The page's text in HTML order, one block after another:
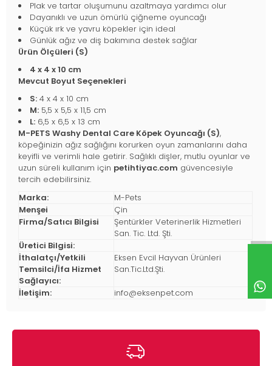
Plak ve tartar oluşumunu azaltmaya yardımcı olur
Dayanıklı ve uzun ömürlü çiğneme oyuncağı
Küçük ırk ve yavru köpekler için ideal
Günlük ağız ve diş bakımına destek sağlar
Ürün Ölçüleri (S)
4 x 4 x 10 cm
Mevcut Boyut Seçenekleri
S: 4 x 4 x 10 cm
M: 5,5 x 5,5 x 11,5 cm
L: 6,5 x 6,5 x 13 cm
M-PETS Washy Dental Care Köpek Oyuncağı (S),
köpeğinizin ağız sağlığını korurken oyun zamanlarını daha
keyifli ve verimli hale getirir. Sağlıklı dişler, mutlu oyunlar ve
uzun süreli kullanım için petihtiyac.com güvencesiyle
tercih edebilirsiniz.
Marka:
M-Pets
Menşei
Çin
Firma/Satıcı Bilgisi
Şentürkler Veterinerlik Hizmetleri
San. Tic. Ltd. Şti.
Üretici Bilgisi:
İthalatçı/Yetkili
Temsilci/İfa Hizmet
Sağlayıcı:
Eksen Evcil Hayvan Ürünleri
San.Tic.Ltd.Şti.
İletişim: info@eksenpet.com